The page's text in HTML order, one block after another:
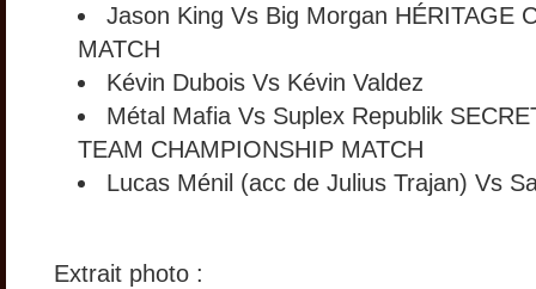
Jason King Vs Big Morgan HÉRITAGE
MATCH
Kévin Dubois Vs Kévin Valdez
Métal Mafia Vs Suplex Republik
TEAM CHAMPIONSHIP MATCH
Lucas Ménil (acc de Julius Trajan) Vs
Extrait photo :